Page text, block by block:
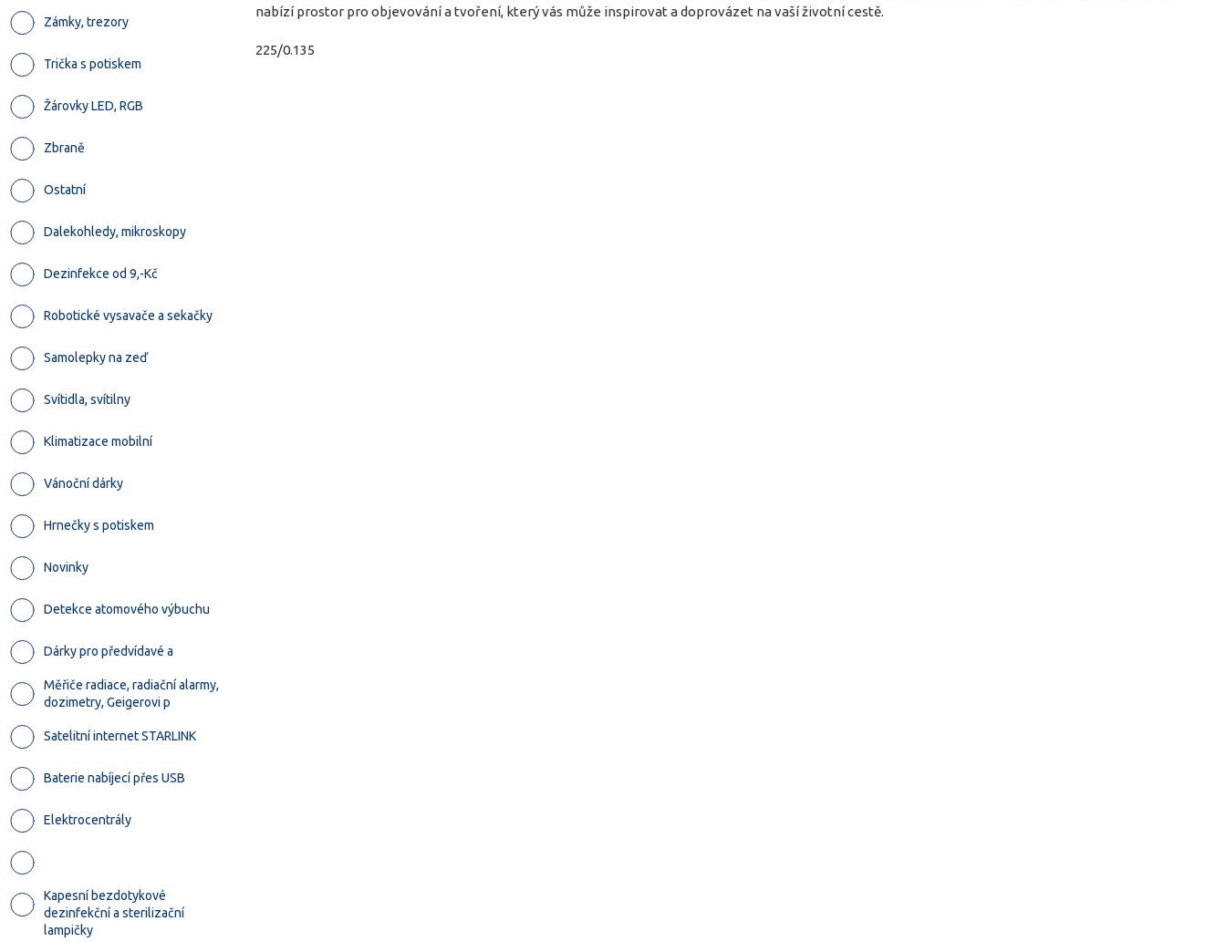
Zámky, trezory
Trička s potiskem
Žárovky LED, RGB
Zbraně
Ostatní
Dalekohledy, mikroskopy
Dezinfekce od 9,-Kč
Robotické vysavače a sekačky
Samolepky na zeď
Svítidla, svítilny
Klimatizace mobilní
Vánoční dárky
Hrnečky s potiskem
Novinky
Detekce atomového výbuchu
Dárky pro předvídavé a
Měřiče radiace, radiační alarmy,
dozimetry, Geigerovi p
Satelitní internet STARLINK
Baterie nabíjecí přes USB
Elektrocentrály
Kapesní bezdotykové
dezinfekční a sterilizační
lampičky
nabízí prostor pro objevování a tvoření, který vás může inspirovat a doprovázet na vaší životní cestě.
225/0.135